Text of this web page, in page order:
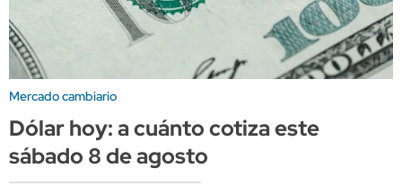
Mercado cambiario
Dólar hoy: a cuánto cotiza este
sábado 8 de agosto